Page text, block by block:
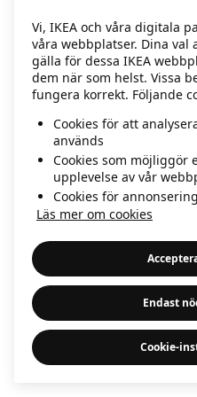
Vi, IKEA och våra digitala
våra webbplatser. Dina val
gälla för dessa IKEA
dem när som helst. Vissa
fungera korrekt. Följande
Cookies för att
används
Cookies som möjliggör
upplevelse av vår
Cookies för
Läs mer om cookies
Endast
Cookie-